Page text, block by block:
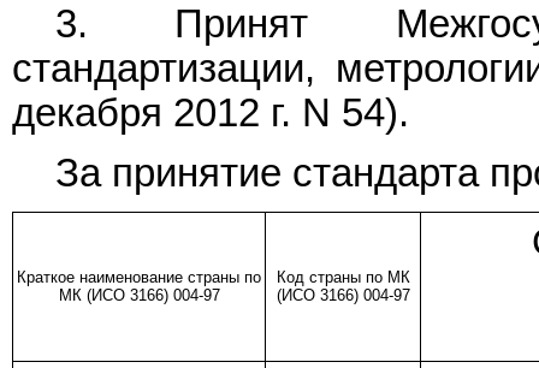
3. Принят
стандартизации,
декабря 2012 г. N 54).
За принятие стандарта
Краткое наименование страны по
МК (ИСО 3166) 004-97
Код страны по МК
(ИСО 3166) 004-97